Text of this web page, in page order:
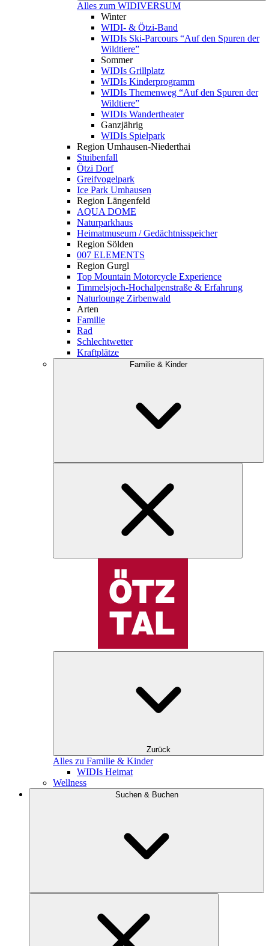
Alles zum WIDIVERSUM
Winter
WIDI- & Ötzi-Band
WIDIs Ski-Parcours “Auf den Spuren der
Wildtiere”
Sommer
WIDIs Grillplatz
WIDIs Kinderprogramm
WIDIs Themenweg “Auf den Spuren der
Wildtiere”
WIDIs Wandertheater
Ganzjährig
WIDIs Spielpark
Region Umhausen-Niederthai
Stuibenfall
Ötzi Dorf
Greifvogelpark
Ice Park Umhausen
Region Längenfeld
AQUA DOME
Naturparkhaus
Heimatmuseum / Gedächtnisspeicher
Region Sölden
007 ELEMENTS
Region Gurgl
Top Mountain Motorcycle Experience
Timmelsjoch-Hochalpenstraße & Erfahrung
Naturlounge Zirbenwald
Arten
Familie
Rad
Schlechtwetter
Kraftplätze
Familie & Kinder
Zurück
Alles zu Familie & Kinder
WIDIs Heimat
Wellness
Suchen & Buchen